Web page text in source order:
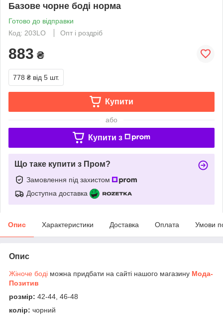
Базове чорне боді норма
Готово до відправки
Код: 203LO
Опт і роздріб
883 ₴
778 ₴ від 5 шт.
Купити
або
Купити з
Що таке купити з Пром?
Замовлення під захистом
Доступна доставка
Опис Характеристики Доставка Оплата Умови
Опис
Жіноче боді можна придбати на сайті нашого магазину Мода-
Позитив
розмір: 42-44, 46-48
колір: чорний